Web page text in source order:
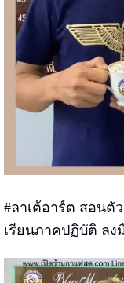
#ลาเต้อาร์ต สอนตั
เรียนภาคปฏิบัติ ล